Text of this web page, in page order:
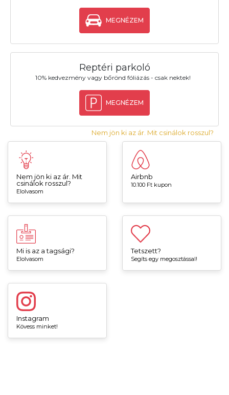
MEGNÉZEM
Reptéri parkoló
10% kedvezmény vagy bőrönd fóliázás - csak nektek!
MEGNÉZEM
Nem jön ki az ár. Mit csinálok rosszul?
Nem jön ki az ár. Mit
csinálok rosszul?
Elolvasom
Airbnb
10.100 Ft kupon
Mi is az a tagsági?
Elolvasom
Tetszett?
Segíts egy megosztással!
Instagram
Kövess minket!